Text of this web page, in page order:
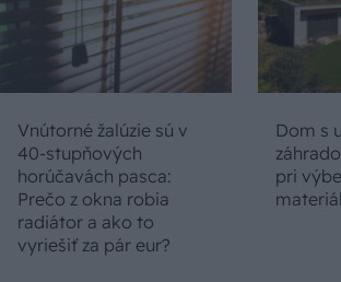
Vnútorné žalúzie sú v
40-stupňových
horúčavách pasca:
Prečo z okna robia
radiátor a ako to
vyriešiť za pár eur?
Dom s
pri